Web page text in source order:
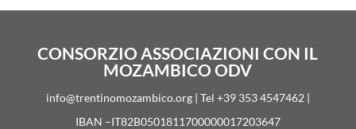
CONSORZIO ASSOCIAZIONI CON IL
MOZAMBICO ODV
info@trentinomozambico.org | Tel +39 353 4547462 |
IBAN –IT82B0501811700000017203647